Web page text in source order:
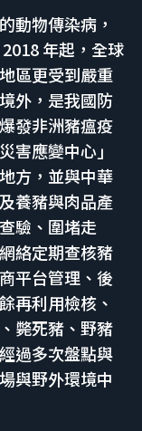
動物傳染病，
年起，全球
區更受到嚴重
外，是我國防
發非洲豬瘟疫
害應變中心」
方，並與中華
養豬與肉品產
驗、圍堵走
絡定期查核豬
平台管理、後
再利用檢核、
斃死豬、野豬
過多次盤點與
與野外環境中